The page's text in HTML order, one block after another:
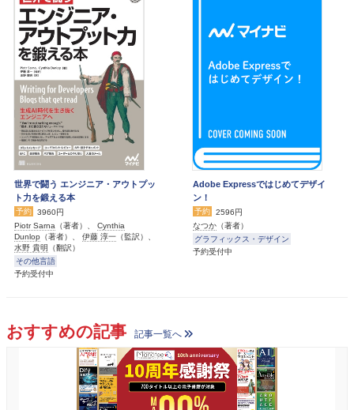
世界で闘う エンジニア・アウトプッ
ト力を鍛える本
予約
3960円
Piotr Sarna （著者）、 Cynthia
Dunlop （著者）、 伊藤 淳一 （監訳）、
水野 貴明 （翻訳）
その他言語
予約受付中
Adobe Expressではじめてデザイ
ン！
予約
2596円
なつか （著者）
グラフィックス・デザイン
予約受付中
おすすめの記事 記事一覧へ